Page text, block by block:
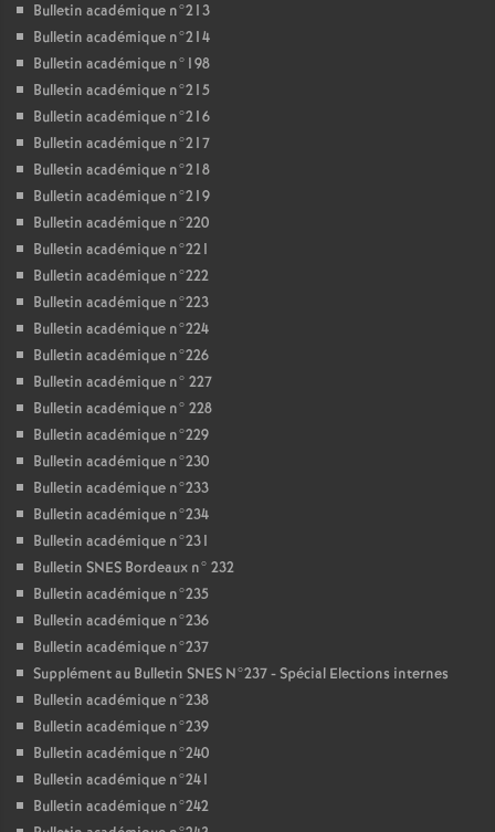
Bulletin académique n°213
Bulletin académique n°214
Bulletin académique n°198
Bulletin académique n°215
Bulletin académique n°216
Bulletin académique n°217
Bulletin académique n°218
Bulletin académique n°219
Bulletin académique n°220
Bulletin académique n°221
Bulletin académique n°222
Bulletin académique n°223
Bulletin académique n°224
Bulletin académique n°226
Bulletin académique n° 227
Bulletin académique n° 228
Bulletin académique n°229
Bulletin académique n°230
Bulletin académique n°233
Bulletin académique n°234
Bulletin académique n°231
Bulletin SNES Bordeaux n° 232
Bulletin académique n°235
Bulletin académique n°236
Bulletin académique n°237
Supplément au Bulletin SNES N°237 - Spécial Elections internes
Bulletin académique n°238
Bulletin académique n°239
Bulletin académique n°240
Bulletin académique n°241
Bulletin académique n°242